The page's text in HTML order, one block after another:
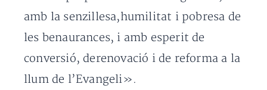
amb la senzillesa,humilitat i pobresa de
les benaurances, i amb esperit de
conversió, derenovació i de reforma a la
llum de l’Evangeli».